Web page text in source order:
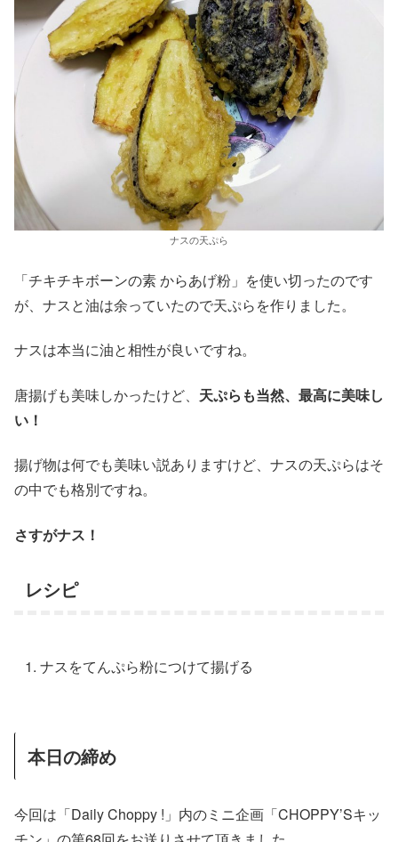
ナスの天ぷら
「チキチキボーンの素 からあげ粉」を使い切ったのです
が、ナスと油は余っていたので天ぷらを作りました。
ナスは本当に油と相性が良いですね。
唐揚げも美味しかったけど、 天ぷらも当然、最高に美味し
い！
揚げ物は何でも美味い説ありますけど、ナスの天ぷらはそ
の中でも格別ですね。
さすがナス！
レシピ
ナスをてんぷら粉につけて揚げる
本日の締め
今回は「Daily Choppy !」内のミニ企画「CHOPPY’Sキッ